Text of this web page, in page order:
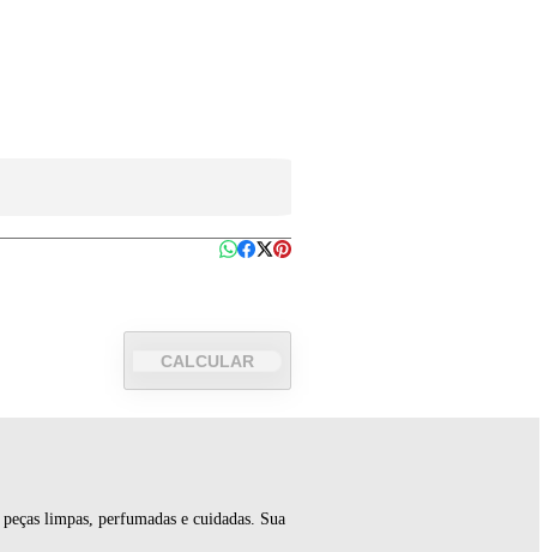
CALCULAR
limpas, perfumadas e cuidadas. Sua